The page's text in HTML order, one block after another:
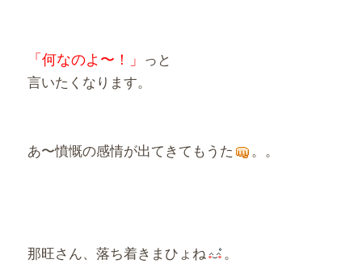
「何なのよ〜！」 っと
言いたくなります。
あ〜憤慨の感情が出てきてもうた 。。
那旺さん、落ち着きまひょね 。